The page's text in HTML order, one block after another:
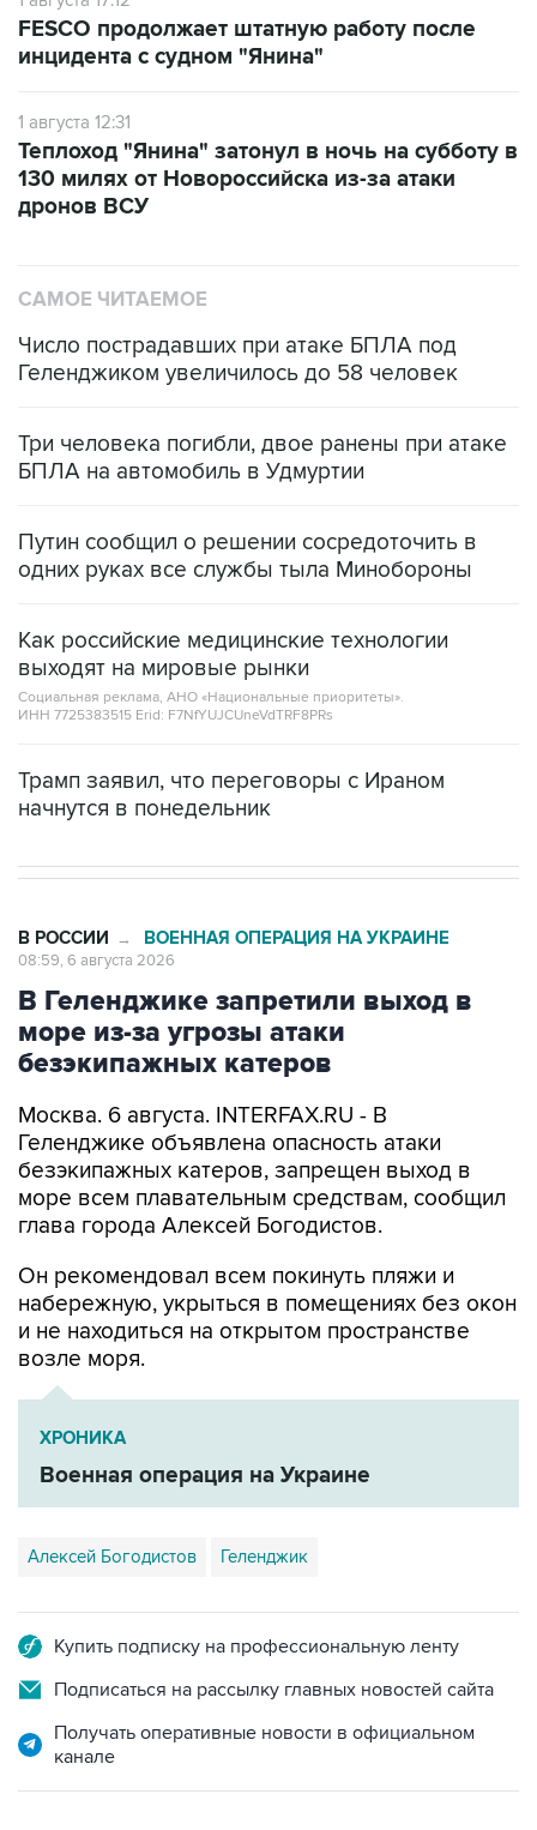
FESCO продолжает штатную работу после
инцидента с судном "Янина"
1 августа 12:31
Теплоход "Янина" затонул в ночь на субботу в
130 милях от Новороссийска из-за атаки
дронов ВСУ
САМОЕ ЧИТАЕМОЕ
Число пострадавших при атаке БПЛА под
Геленджиком увеличилось до 58 человек
Три человека погибли, двое ранены при атаке
БПЛА на автомобиль в Удмуртии
Путин сообщил о решении сосредоточить в
одних руках все службы тыла Минобороны
Как российские медицинские технологии
выходят на мировые рынки
Социальная реклама, АНО «Национальные приоритеты».
ИНН 7725383515 Erid: F7NfYUJCUneVdTRF8PRs
Трамп заявил, что переговоры с Ираном
начнутся в понедельник
В РОССИИ → ВОЕННАЯ ОПЕРАЦИЯ НА УКРАИНЕ
08:59, 6 августа 2026
В Геленджике запретили выход в
море из-за угрозы атаки
безэкипажных катеров
Москва. 6 августа. INTERFAX.RU - В
Геленджике объявлена опасность атаки
безэкипажных катеров, запрещен выход в
море всем плавательным средствам, сообщил
глава города Алексей Богодистов.
Он рекомендовал всем покинуть пляжи и
набережную, укрыться в помещениях без окон
и не находиться на открытом пространстве
возле моря.
ХРОНИКА
Военная операция на Украине
Алексей Богодистов Геленджик
Купить подписку на профессиональную ленту
Подписаться на рассылку главных новостей сайта
Получать оперативные новости в официальном
канале